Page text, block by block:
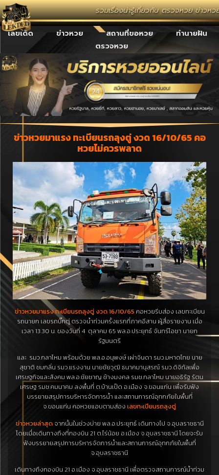
รวมเรื่องน่ารู้เกี่ยวกับ ตรวจหวย ข่าวหว
เลขเด็ด ข่าวหวย สถานที่ขอหวย
ทำนายฝัน
ตรวจหวย
ข่าวหวยมาแรง ทะเบียนรถลุงตู่ งวด 16/10/65 คอ
หวยไม่ควรพลาด
ข่าวหวยมาแรง ทะเบียนรถลุงตู่ งวด 16/10/65 คอหวยรีบส่อง เลขทะเบียน
รถนายก เลขรถบิ๊กตู่ ตรวจน้ำท่วมครั้งแรกที่ภาคอีสาน ผู้สื่อรายงาน เมื่อ
เวลา 13.30 น. ของวันที่ 4 ตุลาคม 65 พล.อ.ประยุทธ์ จันทร์โอชา นายก
รัฐมนตรี
และ รมว.กลาโหม พร้อมด้วย พล.อ.อนุพงษ์ เผ่าจินดา รมว.มหาดไทย นาย
สุชาติ ชมกลิ่น รมว.แรงงาน นายชัยวุฒิ ธนาคมานุสรณ์ รมว.ดิจิทัลเพื่อ
เศรษฐกิจและสังคม พล.อ.ชัยชาญ ช้างมงคล รมช.กลาโหม นายอธิรัฐ รัตน
เศรษฐ รมช.คมนาคม ลงพื้นที่ ต.บ้านเป็ด อ.เมือง จ.ขอนแก่น เพื่อรับฟัง
บรรยายสรุปการบริหารจัดการน้ำ และสถานการณ์อุทกภัยในพื้นที่
จ.ขอนแก่น คอหวยแอบตามส่อง เลขทะเบียนรถลุงตู่
ข่าวหวยล่าสุด จากนั้นในช่วงบ่าย พล.อ.ประยุทธ์ เดินทางไป จ.อุบลราชธานี
โดยเมื่อเดินทางถึงที่กองบิน 21 ต.ไร่น้อย อ.เมือง จ.อุบลราชธานี โดยจะรับ
ฟังบรรยายสรุปการบริหารจัดการน้ำและสถานการณ์อุทกภัยในพื้นที่
จ.อุบลราชธานี
เดินทางถึงกองบิน 21 อ.เมือง จ.อุบลราชธานี เพื่อตรวจสถานการณ์น้ำท่วม